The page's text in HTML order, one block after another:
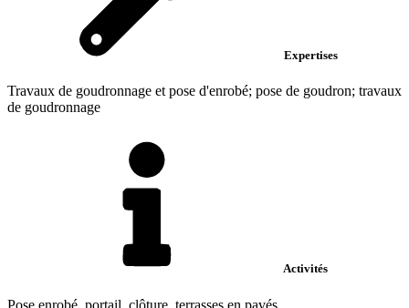
Expertises
Travaux de goudronnage et pose d'enrobé; pose de goudron; travaux
de goudronnage
Activités
Pose enrobé, portail, clôture, terrasses en pavés